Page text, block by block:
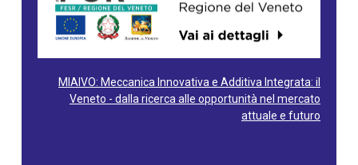
MIAIVO: Meccanica Innovativa e Additiva Integrata: il
Veneto - dalla ricerca alle opportunità nel mercato
attuale e futuro